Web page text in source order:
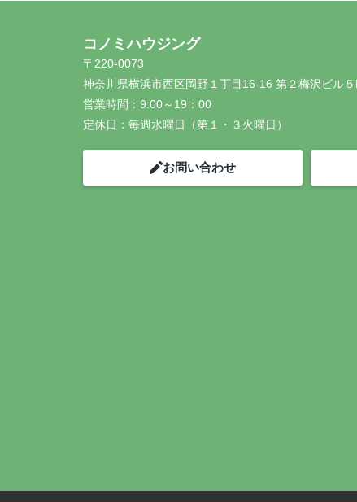
コノミハウジング
〒220-0073
神奈川県横浜市西区岡野１丁目16-16 第２梅沢ビル５
営業時間： 9:00～19：00
定休日： 毎週水曜日（第１・３火曜日）
お問い合わせ